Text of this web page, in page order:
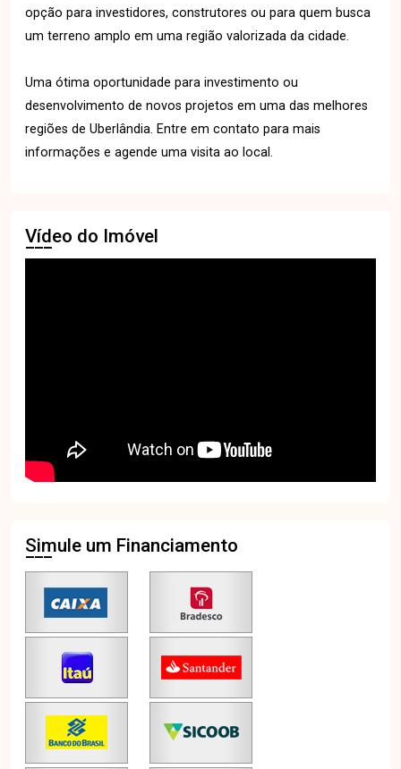
opção para investidores, construtores ou para quem busca
um terreno amplo em uma região valorizada da cidade.
Uma ótima oportunidade para investimento ou
desenvolvimento de novos projetos em uma das melhores
regiões de Uberlândia. Entre em contato para mais
informações e agende uma visita ao local.
Vídeo do Imóvel
Simule um Financiamento